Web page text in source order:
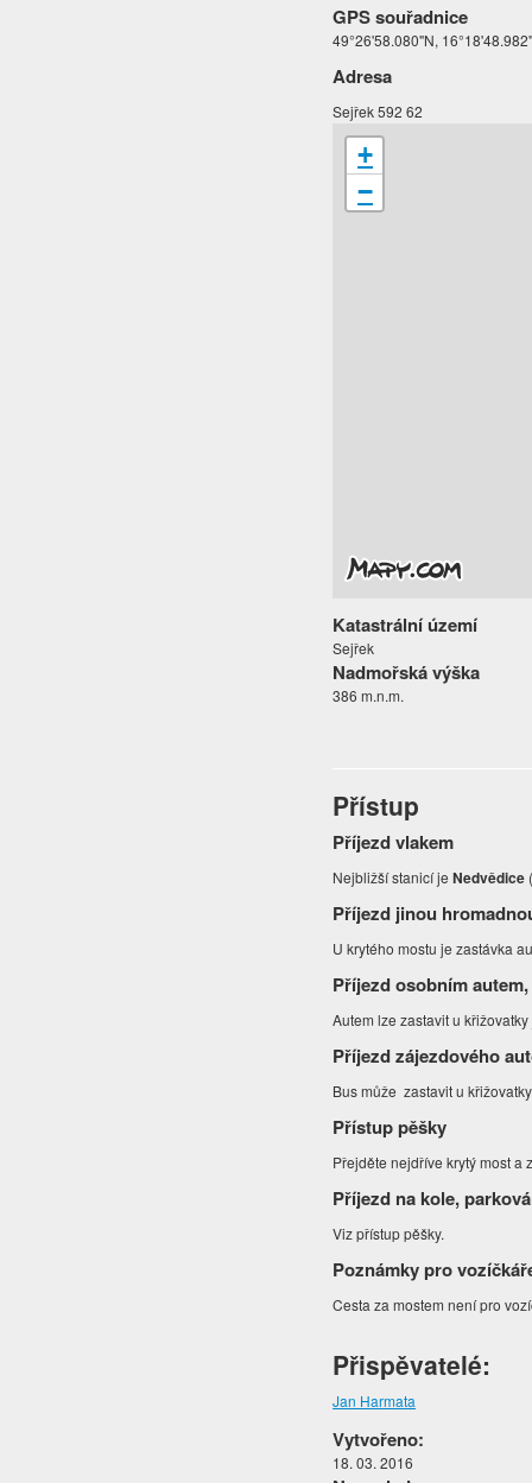
GPS souřadnice
49°26'58.080"N,
Adresa
Sejřek 592 62
+
−
Katastrální území
Sejřek
Nadmořská výška
386 m.n.m.
Přístup
Příjezd vlakem
Nejbližší stanicí jeNedvědice
Příjezd jinou
U krytého mostu je zastávka
Příjezd osobním
Autem lze zastavit u
Příjezd zájezdového
Bus může zastavit u
Přístup pěšky
Přejděte nejdříve krytý most
Příjezd na kole,
Viz přístup pěšky.
Poznámky pro
Cesta za mostem není pro
Přispěvatelé:
Jan Harmata
Vytvořeno:
18. 03. 2016